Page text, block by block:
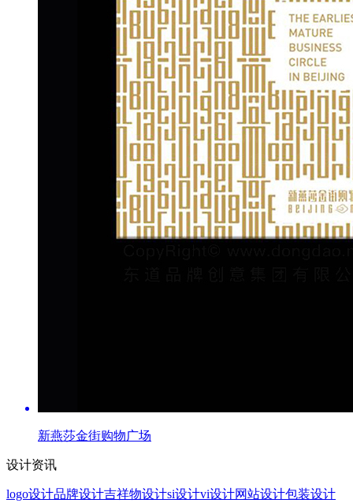
新燕莎金街购物广场
设计资讯
logo设计品牌设计吉祥物设计si设计vi设计网站设计包装设计